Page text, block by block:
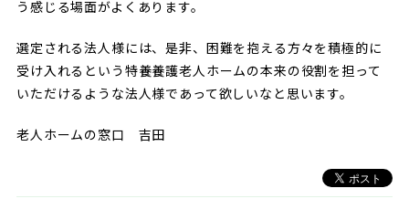
う感じる場面がよくあります。
選定される法人様には、是非、困難を抱える方々を積極的に
受け入れるという特養養護老人ホームの本来の役割を担って
いただけるような法人様であって欲しいなと思います。
老人ホームの窓口 吉田